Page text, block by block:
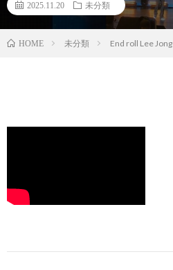
2025.11.20 未分類
HOME 未分類 End roll Lee